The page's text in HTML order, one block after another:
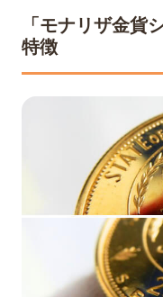
「モナリザ金貨
特徴